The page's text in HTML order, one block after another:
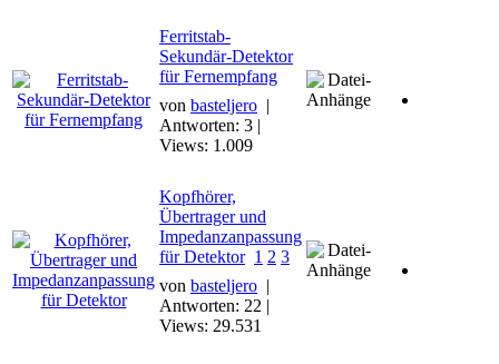
Ferritstab-
Sekundär-Detektor
für Fernempfang
von basteljero |
Antworten: 3 |
Views: 1.009
Kopfhörer,
Übertrager und
Impedanzanpassung
für Detektor 1 2 3
von basteljero |
Antworten: 22 |
Views: 29.531